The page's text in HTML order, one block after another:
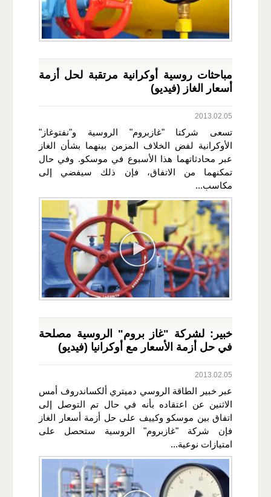
مباحثات روسية أوكرانية مرتقبة لحل أزمة
أسعار الغاز (فيديو)
2013.02.05
تسعى شركتا "غازبروم" الروسية و"نفتوغاز"
الأوكرانية لفض الخلاف المزمن بينهما بشأن الغاز
عبر محادثاتهما هذا الأسبوع في موسكو. وفي حال
تمكنهما من الاتفاق، فإن ذلك سيفضي إلى
مكاسب...
خبير: لشركة "غاز بروم" الروسية مصلحة
في حل أزمة الأسعار مع أوكرانيا (فيديو)
2013.02.05
عبر خبير الطاقة الروسي دميتري ألكساندروف أمس
الاثنين عن اعتقاده بأنه في حال تم التوصل إلى
اتفاق بين موسكو وكييف على حل أزمة أسعار الغاز
فإن شركة "غازبروم" الروسية ستحصل على
امتيازات نوعية...